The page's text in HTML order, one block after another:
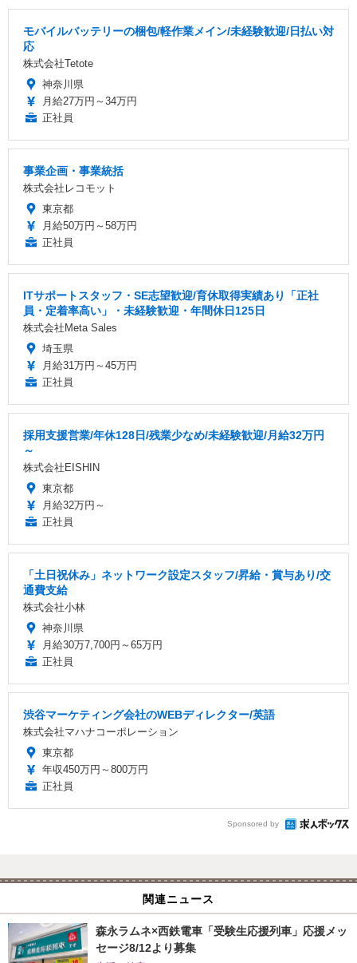
モバイルバッテリーの梱包/軽作業メイン/未経験歓迎/日払い対
応
株式会社Tetote
神奈川県
月給27万円～34万円
正社員
事業企画・事業統括
株式会社レコモット
東京都
月給50万円～58万円
正社員
ITサポートスタッフ・SE志望歓迎/育休取得実績あり「正社
員・定着率高い」・未経験歓迎・年間休日125日
株式会社Meta Sales
埼玉県
月給31万円～45万円
正社員
採用支援営業/年休128日/残業少なめ/未経験歓迎/月給32万円
～
株式会社EISHIN
東京都
月給32万円～
正社員
「土日祝休み」ネットワーク設定スタッフ/昇給・賞与あり/交
通費支給
株式会社小林
神奈川県
月給30万7,700円～65万円
正社員
渋谷マーケティング会社のWEBディレクター/英語
株式会社マハナコーポレーション
東京都
年収450万円～800万円
正社員
Sponsored by
関連ニュース
森永ラムネ×西鉄電車「受験生応援列車」応援メッ
セージ8/12より募集